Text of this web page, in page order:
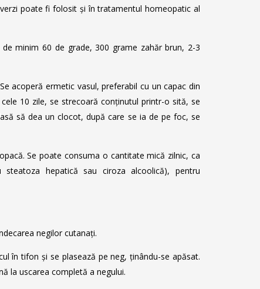
poate fi folosit și în tratamentul homeopatic al
minim 60 de grade, 300 grame zahăr brun, 2-3
acoperă ermetic vasul, preferabil cu un capac din
10 zile, se strecoară conținutul printr-o sită, se
să dea un clocot, după care se ia de pe foc, se
Se poate consuma o cantitate mică zilnic, ca
hepatică sau ciroza alcoolică), pentru
negilor cutanați.
în tifon și se plasează pe neg, ținându-se apăsat.
la uscarea completă a negului.